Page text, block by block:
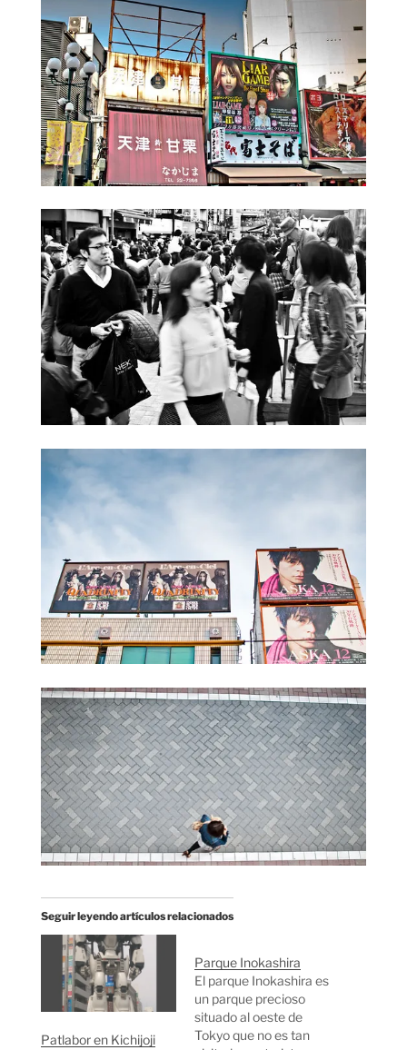
Seguir leyendo artículos relacionados
Patlabor en Kichijoji
Parque Inokashira
El parque Inokashira es
un parque precioso
situado al oeste de
Tokyo que no es tan